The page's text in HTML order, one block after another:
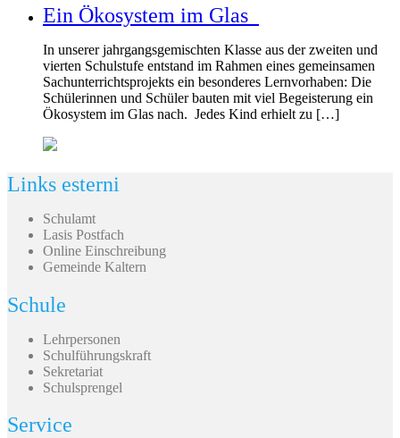
Ein Ökosystem im Glas
In unserer jahrgangsgemischten Klasse aus der zweiten und
vierten Schulstufe entstand im Rahmen eines gemeinsamen
Sachunterrichtsprojekts ein besonderes Lernvorhaben: Die
Schülerinnen und Schüler bauten mit viel Begeisterung ein
Ökosystem im Glas nach. Jedes Kind erhielt zu […]
Links esterni
Schulamt
Lasis Postfach
Online Einschreibung
Gemeinde Kaltern
Schule
Lehrpersonen
Schulführungskraft
Sekretariat
Schulsprengel
Service